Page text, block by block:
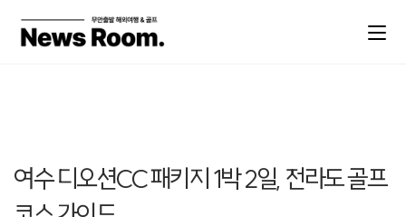
여수 디오션CC 패키지 1박 2일, 전라도 골프